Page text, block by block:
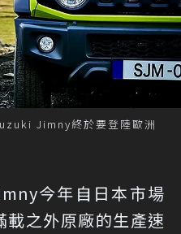
Jimny終於要登陸歐洲
今年自日本市場
之外原廠的生產速